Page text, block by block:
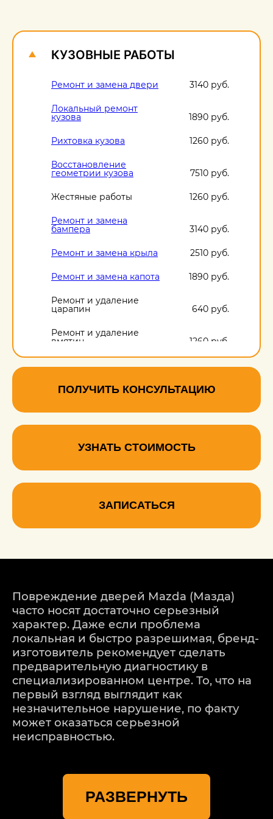
КУЗОВНЫЕ РАБОТЫ
Ремонт и замена двери 3140 руб.
Локальный ремонт
кузова 1890 руб.
Рихтовка кузова 1260 руб.
Восстановление
геометрии кузова 7510 руб.
Жестяные работы 1260 руб.
Ремонт и замена
бампера 3140 руб.
Ремонт и замена крыла 2510 руб.
Ремонт и замена капота 1890 руб.
Ремонт и удаление
царапин 640 руб.
Ремонт и удаление
вмятин 1260 руб.
Ремонт и удаление
ПОЛУЧИТЬ КОНСУЛЬТАЦИЮ
УЗНАТЬ СТОИМОСТЬ
ЗАПИСАТЬСЯ
Повреждение дверей Mazda (Мазда)
часто носят достаточно серьезный
характер. Даже если проблема
локальная и быстро разрешимая, бренд-
изготовитель рекомендует сделать
предварительную диагностику в
специализированном центре. То, что на
первый взгляд выглядит как
незначительное нарушение, по факту
может оказаться серьезной
неисправностью.
"гаражи" за ремонтом двери Mazda
(Мазда) категорически недопустимо.
РАЗВЕРНУТЬ